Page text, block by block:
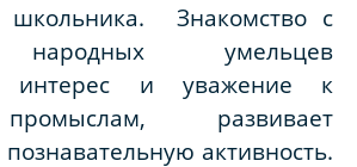
школьника. Знакомство с
народных умельцев
интерес и уважение к
развивает
активность.